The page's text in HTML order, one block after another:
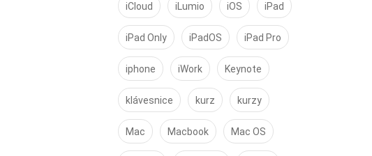
iCloud iLumio iOS iPad
iPad Only iPadOS iPad Pro
iphone iWork Keynote
klávesnice kurz kurzy
Mac Macbook Mac OS